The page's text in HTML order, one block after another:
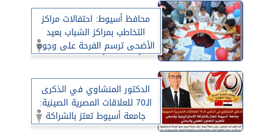
محافظ أسيوط: احتفالات مراكز
التخاطب بمراكز الشباب بعيد
الأضحى ترسم الفرحة على وجوه
الأطفال والأسر ضمن مبادرة
الدكتور المنشاوي في الذكرى
الـ70 للعلاقات المصرية الصينية:
جامعة أسيوط تعتز بالشراكة
الاستراتيجية وتسعى لتعزيز